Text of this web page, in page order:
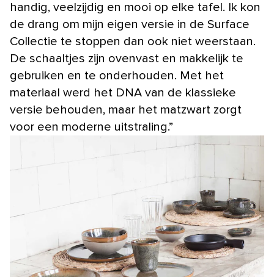
handig, veelzijdig en mooi op elke tafel. Ik kon
de drang om mijn eigen versie in de Surface
Collectie te stoppen dan ook niet weerstaan.
De schaaltjes zijn ovenvast en makkelijk te
gebruiken en te onderhouden. Met het
materiaal werd het DNA van de klassieke
versie behouden, maar het matzwart zorgt
voor een moderne uitstraling.”